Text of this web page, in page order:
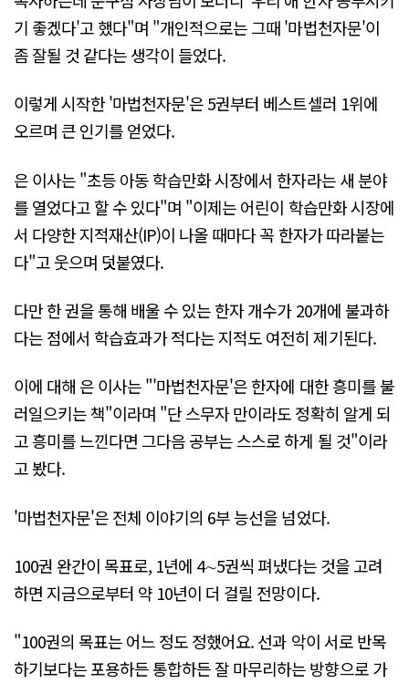
기 좋겠다'고 했다"며 "개인적으로는 그때 '마법천자문'이
좀 잘될 것 같다는 생각이 들었다.
이렇게 시작한 '마법천자문'은 5권부터 베스트셀러 1위에
오르며 큰 인기를 얻었다.
은 이사는 "초등 아동 학습만화 시장에서 한자라는 새 분야
를 열었다고 할 수 있다"며 "이제는 어린이 학습만화 시장에
서 다양한 지적재산(IP)이 나올 때마다 꼭 한자가 따라붙는
다"고 웃으며 덧붙였다.
다만 한 권을 통해 배울 수 있는 한자 개수가 20개에 불과하
다는 점에서 학습효과가 적다는 지적도 여전히 제기된다.
이에 대해 은 이사는 "'마법천자문'은 한자에 대한 흥미를 불
러일으키는 책"이라며 "단 스무자 만이라도 정확히 알게 되
고 흥미를 느낀다면 그다음 공부는 스스로 하게 될 것"이라
고 봤다.
'마법천자문'은 전체 이야기의 6부 능선을 넘었다.
100권 완간이 목표로, 1년에 4∼5권씩 펴냈다는 것을 고려
하면 지금으로부터 약 10년이 더 걸릴 전망이다.
"100권의 목표는 어느 정도 정했어요. 선과 악이 서로 반목
하기보다는 포용하든 통합하든 잘 마무리하는 방향으로 가